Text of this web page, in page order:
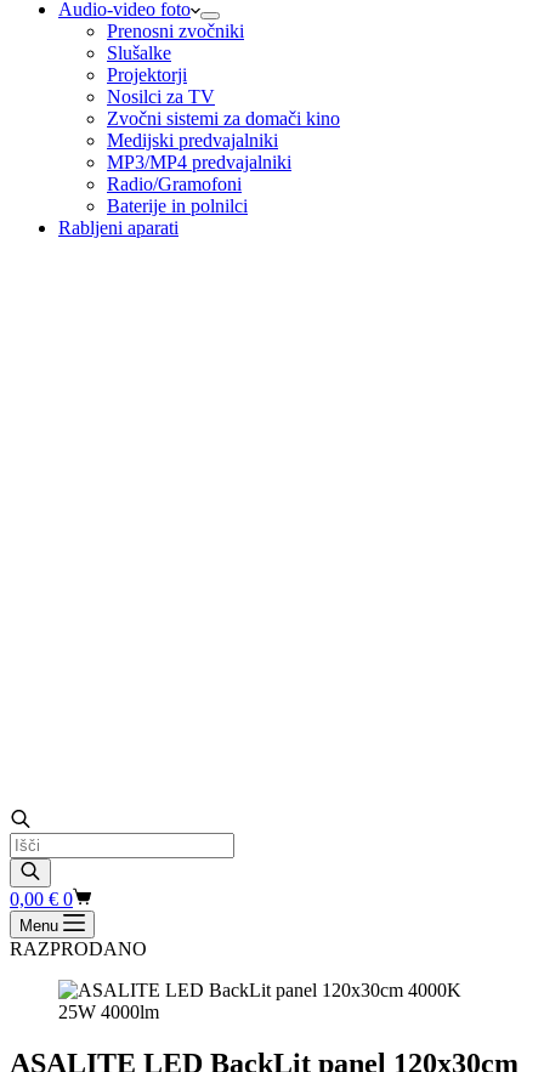
Audio-video foto
Prenosni zvočniki
Slušalke
Projektorji
Nosilci za TV
Zvočni sistemi za domači kino
Medijski predvajalniki
MP3/MP4 predvajalniki
Radio/Gramofoni
Baterije in polnilci
Rabljeni aparati
Products
search
Shopping
cart
0,00 € 0
Menu
RAZPRODANO
ASALITE LED BackLit panel 120x30cm